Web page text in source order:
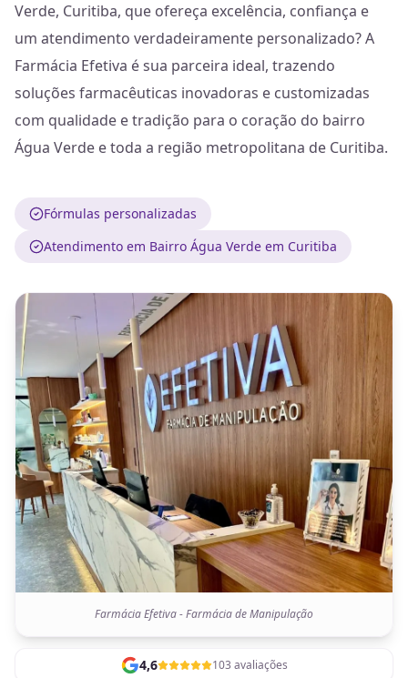
Verde, Curitiba, que ofereça excelência, confiança e
um atendimento verdadeiramente personalizado? A
Farmácia Efetiva é sua parceira ideal, trazendo
soluções farmacêuticas inovadoras e customizadas
com qualidade e tradição para o coração do bairro
Água Verde e toda a região metropolitana de Curitiba.
Fórmulas personalizadas
Atendimento em Bairro Água Verde em Curitiba
Farmácia Efetiva - Farmácia de Manipulação
4,6 103 avaliações